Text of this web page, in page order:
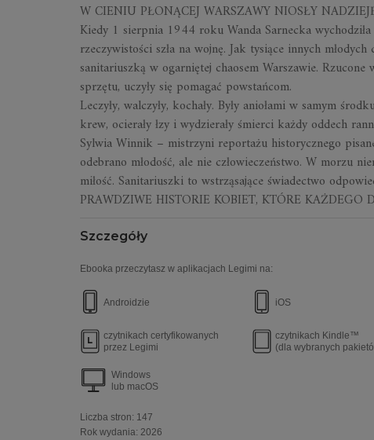
W CIENIU PŁONĄCEJ WARSZAWY NIOSŁY
Kiedy 1 sierpnia 1944 roku Wanda Sarnecka
rzeczywistości szła na wojnę. Jak tysiące innych
sanitariuszką w ogarniętej chaosem Warszawie.
sprzętu, uczyły się pomagać powstańcom.
Leczyły, walczyły, kochały. Były aniołami w samym
krew, ocierały łzy i wydzierały śmierci każdy oddech
Sylwia Winnik – mistrzyni reportażu historycznego
odebrano młodość, ale nie człowieczeństwo. W morzu
miłość. Sanitariuszki to wstrząsające świadectwo
PRAWDZIWE HISTORIE KOBIET, KTÓRE
Szczegóły
Ebooka przeczytasz w aplikacjach Legimi na:
Androidzie iOS
czytnikach certyfikowanych
przez Legimi
czytnikach Kindle™
(dla wybranych
Windows
lub macOS
Liczba stron: 147
Rok wydania: 2026